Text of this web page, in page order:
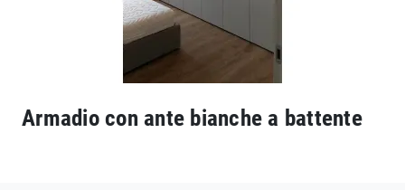
Armadio con ante bianche a battente